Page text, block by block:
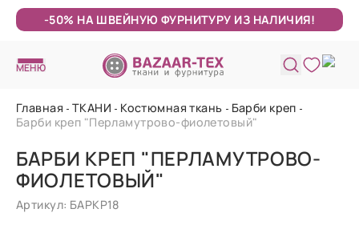
-50% НА ШВЕЙНУЮ ФУРНИТУРУ ИЗ НАЛИЧИЯ!
МЕНЮ
Главная ТКАНИ Костюмная ткань
Барби креп
Барби креп "Перламутрово-фиолетовый"
БАРБИ КРЕП "ПЕРЛАМУТРОВО-
ФИОЛЕТОВЫЙ"
Артикул: БАРКР18